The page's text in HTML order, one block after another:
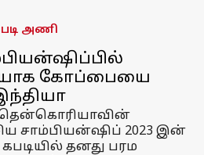
அணி
கோப்பையை
தென்கொரியாவின்
சாம்பியன்ஷிப் 2023 இன்
தனது பரம